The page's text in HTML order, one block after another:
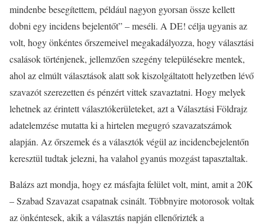
mindenbe besegítettem, például nagyon gyorsan össze kellett
dobni egy incidens bejelentőt” – meséli. A DE! célja ugyanis az
volt, hogy önkéntes őrszemeivel megakadályozza, hogy választási
csalások történjenek, jellemzően szegény településekre mentek,
ahol az elmúlt választások alatt sok kiszolgáltatott helyzetben lévő
szavazót szerezetten és pénzért vittek szavaztatni. Hogy melyek
lehetnek az érintett választókerületeket, azt a Választási Földrajz
adatelemzése mutatta ki a hirtelen megugró szavazatszámok
alapján. Az őrszemek és a választók végül az incidencbejelentőn
keresztül tudtak jelezni, ha valahol gyanús mozgást tapasztaltak.
Balázs azt mondja, hogy ez másfajta felület volt, mint, amit a 20K
– Szabad Szavazat csapatnak csinált. Többnyire motorosok voltak
az önkéntesek, akik a választás napján ellenőrizték a